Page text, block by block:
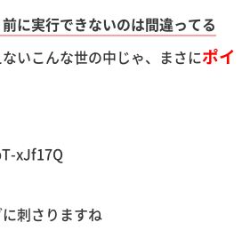
に実行できないのは間違ってる
いこんな世の中じゃ、まさにポイ
xJf17Q
刺さりますね